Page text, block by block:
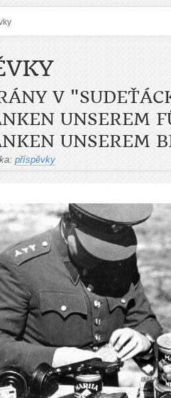
V
UNSEREM
UNSEREM
příspěvky